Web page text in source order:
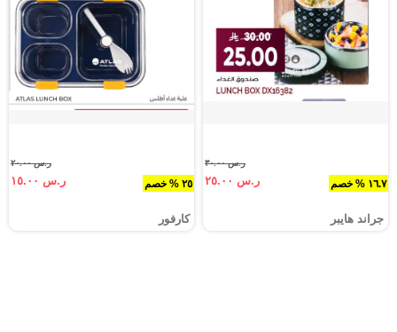
١٦.٧ % خصم
ر.س ٣٠.٠٠
ر.س ٢٥.٠٠
جراند هايبر
٢٥ % خصم
ر.س ٢٠.٠٠
ر.س ١٥.٠٠
كارفور